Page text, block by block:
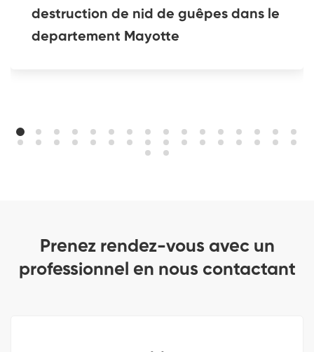
destruction de nid de guêpes dans le
departement Mayotte
Prenez rendez-vous avec un
professionnel en nous contactant